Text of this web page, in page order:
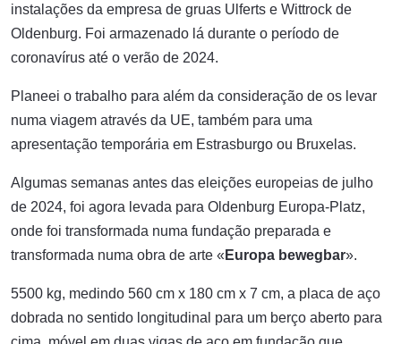
instalações da empresa de gruas Ulferts e Wittrock de
Oldenburg. Foi armazenado lá durante o período de
coronavírus até o verão de 2024.
Planeei o trabalho para além da consideração de os levar
numa viagem através da UE, também para uma
apresentação temporária em Estrasburgo ou Bruxelas.
Algumas semanas antes das eleições europeias de julho
de 2024, foi agora levada para Oldenburg Europa-Platz,
onde foi transformada numa fundação preparada e
transformada numa obra de arte « Europa bewegbar».
5500 kg, medindo 560 cm x 180 cm x 7 cm, a placa de aço
dobrada no sentido longitudinal para um berço aberto para